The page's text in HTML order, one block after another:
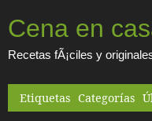
Cena en
Recetas fÃ¡ciles y
Etiquetas Categorías